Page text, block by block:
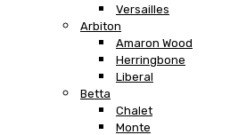
Versailles
Arbiton
Amaron Wood
Herringbone
Liberal
Betta
Chalet
Monte